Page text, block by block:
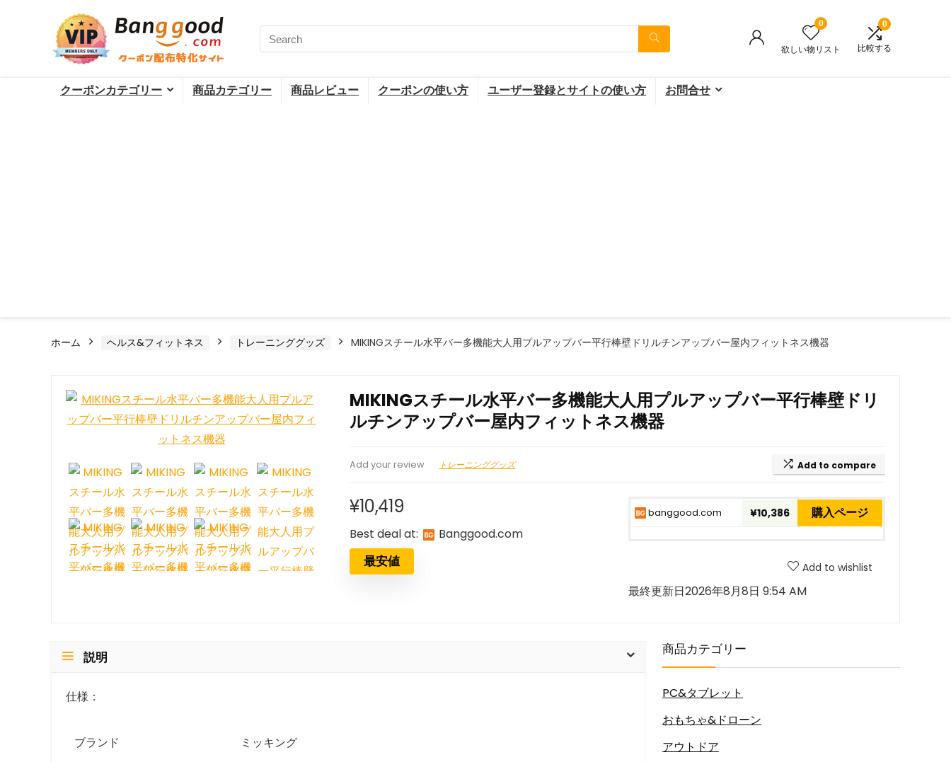
0
欲しい物リスト
0
比較する
クーポンカテゴリー 商品カテゴリー 商品レビュー クーポンの使い方 ユーザー登録とサイトの使い方 お問合せ
ホーム ヘルス&フィットネス トレーニンググッズ MIKINGスチール水平バー多機能大人用プルアップバー平行棒壁ドリルチンアップバー屋内フィットネス機器
MIKINGスチール水平バー多機能大人用プルアップバー平行棒壁ドリ
ルチンアップバー屋内フィットネス機器
Add your review トレーニンググッズ Add to compare
¥10,419
Best deal at: banggood.com
最安値
banggood.com ¥10,386 購入ページ
Add to wishlist
最終更新日2026年8月8日 9:54 AM
説明
仕様：
ブランド
ミッキング
商品カテゴリー
PC&タブレット
おもちゃ&ドローン
アウトドア